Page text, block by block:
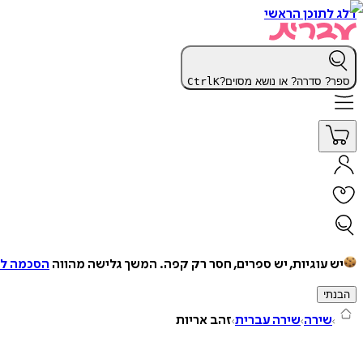
דלג לתוכן הראשי
ספר? סדרה? או נושא מסוים? CtrlK
יש עוגיות, יש ספרים, חסר רק קפה. המשך גלישה מהווה הסכמה
הבנתי
שירה שירה עברית זהב אריות